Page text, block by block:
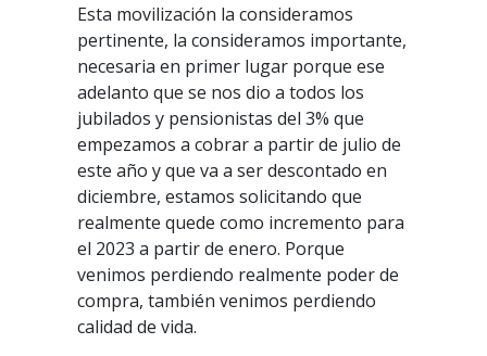
Esta movilización la consideramos
pertinente, la consideramos importante,
necesaria en primer lugar porque ese
adelanto que se nos dio a todos los
jubilados y pensionistas del 3% que
empezamos a cobrar a partir de julio de
este año y que va a ser descontado en
diciembre, estamos solicitando que
realmente quede como incremento para
el 2023 a partir de enero. Porque
venimos perdiendo realmente poder de
compra, también venimos perdiendo
calidad de vida.